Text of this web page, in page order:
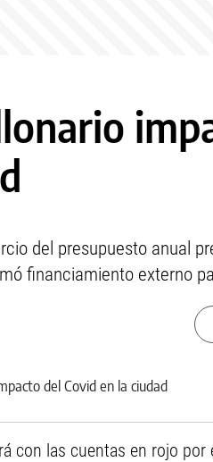
del presupuesto anual
financiamiento externo
con las cuentas en rojo por